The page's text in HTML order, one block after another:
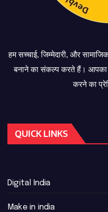
हम सच्चाई, जिम्मेदारी, और
बनाने का संकल्प करते हैं। आपका
करने का
QUICK LINKS
Digital India
Make in india